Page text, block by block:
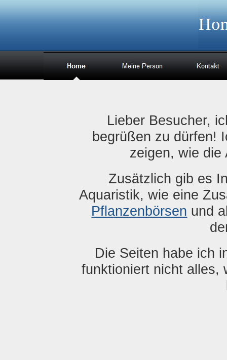
Lieber Besucher,
begrüßen zu dürfen!
zeigen, wie die
Zusätzlich gib es
Aquaristik, wie eine
Pflanzenbörsen und
Die Seiten habe ich
funktioniert nicht alles,